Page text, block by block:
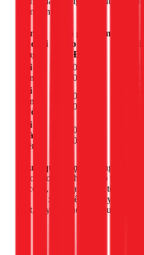
nhân công.
Hạng
mục thi
công
Đơn giá tham
khảo
(VNĐ/m²)
Đặc
Gói Cơ
Bản
150.000 -
250.000
Vệ
Gói
Tăng
Cường
200.000 -
300.000
Vệ
Gói
Toàn
Diện
250.000 -
350.000
Toàn
+ cán
Lưu ý quan trọng:
Bảng giá
khảo. Đơn giá thực tế có thể thay
thi công, tình trạng thực tế của bề
lớn, cần xử lý kết cấu hay
nhất, hãy gọi cho 1Fix qua hotline